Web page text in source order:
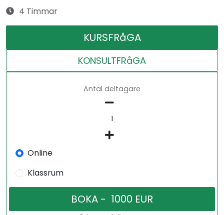
4 Timmar
KURSFRåGA
KONSULTFRåGA
Antal deltagare
Online
Klassrum